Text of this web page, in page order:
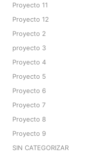
Proyecto 11
Proyecto 12
Proyecto 2
proyecto 3
Proyecto 4
Proyecto 5
Proyecto 6
Proyecto 7
Proyecto 8
Proyecto 9
SIN CATEGORIZAR